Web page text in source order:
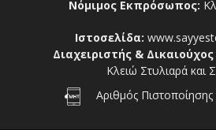
Νόμιμος Εκπρόσωπος:
Ιστοσελίδα:
Διαχειριστής &
Κλειώ Στυλιαρά και
Αριθμός